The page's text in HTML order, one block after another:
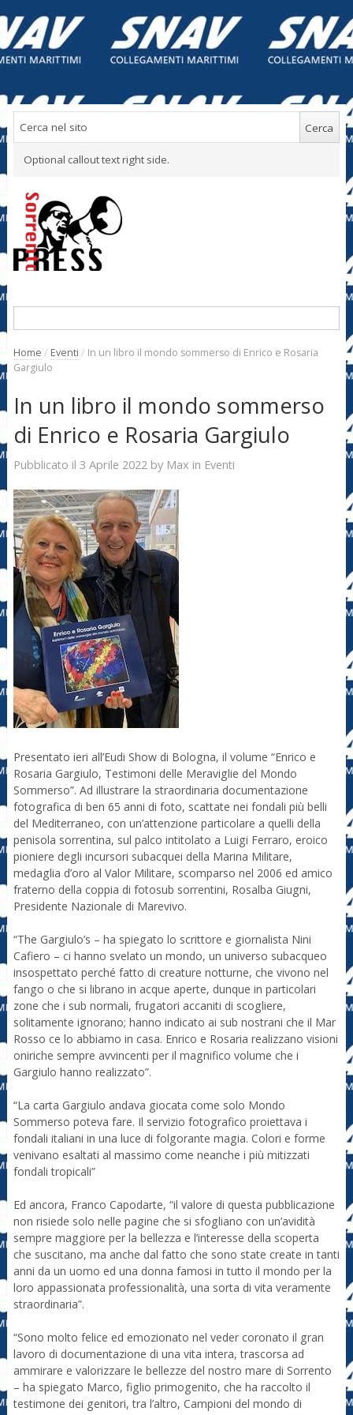
Optional callout text right side.
Home / Eventi / In un libro il mondo sommerso di Enrico e Rosaria
Gargiulo
In un libro il mondo sommerso
di Enrico e Rosaria Gargiulo
Pubblicato il 3 Aprile 2022by Max in Eventi
Presentato ieri all’Eudi Show di Bologna, il volume “Enrico e
Rosaria Gargiulo, Testimoni delle Meraviglie del Mondo
Sommerso”. Ad illustrare la straordinaria documentazione
fotografica di ben 65 anni di foto, scattate nei fondali più belli
del Mediterraneo, con un’attenzione particolare a quelli della
penisola sorrentina, sul palco intitolato a Luigi Ferraro, eroico
pioniere degli incursori subacquei della Marina Militare,
medaglia d’oro al Valor Militare, scomparso nel 2006 ed amico
fraterno della coppia di fotosub sorrentini, Rosalba Giugni,
Presidente Nazionale di Marevivo.
“The Gargiulo’s – ha spiegato lo scrittore e giornalista Nini
Cafiero – ci hanno svelato un mondo, un universo subacqueo
insospettato perché fatto di creature notturne, che vivono nel
fango o che si librano in acque aperte, dunque in particolari
zone che i sub normali, frugatori accaniti di scogliere,
solitamente ignorano; hanno indicato ai sub nostrani che il Mar
Rosso ce lo abbiamo in casa. Enrico e Rosaria realizzano visioni
oniriche sempre avvincenti per il magnifico volume che i
Gargiulo hanno realizzato”.
“La carta Gargiulo andava giocata come solo Mondo
Sommerso poteva fare. Il servizio fotografico proiettava i
fondali italiani in una luce di folgorante magia. Colori e forme
venivano esaltati al massimo come neanche i più mitizzati
fondali tropicali”
Ed ancora, Franco Capodarte, “il valore di questa pubblicazione
non risiede solo nelle pagine che si sfogliano con un’avidità
sempre maggiore per la bellezza e l’interesse della scoperta
che suscitano, ma anche dal fatto che sono state create in tanti
anni da un uomo ed una donna famosi in tutto il mondo per la
loro appassionata professionalità, una sorta di vita veramente
straordinaria”.
“Sono molto felice ed emozionato nel veder coronato il gran
lavoro di documentazione di una vita intera, trascorsa ad
ammirare e valorizzare le bellezze del nostro mare di Sorrento
– ha spiegato Marco, figlio primogenito, che ha raccolto il
testimone dei genitori, tra l’altro, Campioni del mondo di